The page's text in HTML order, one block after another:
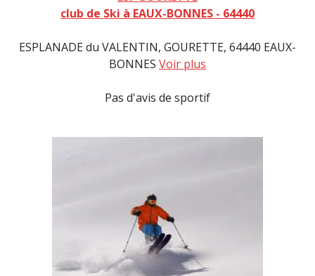
club de Ski à EAUX-BONNES - 64440
ESPLANADE du VALENTIN, GOURETTE, 64440 EAUX-
BONNES Voir plus
Pas d'avis de sportif